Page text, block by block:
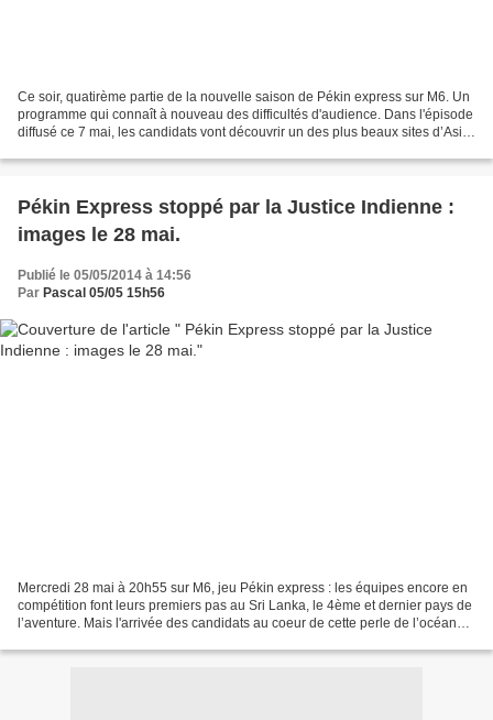
Ce soir, quatirème partie de la nouvelle saison de Pékin express sur M6. Un
programme qui connaît à nouveau des difficultés d'audience. Dans l'épisode
diffusé ce 7 mai, les candidats vont découvrir un des plus beaux sites d’Asie
Pékin Express stoppé par la Justice Indienne :
images le 28 mai.
Publié le 05/05/2014 à 14:56
Par Pascal 05/05 15h56
Mercredi 28 mai à 20h55 sur M6, jeu Pékin express : les équipes encore en
compétition font leurs premiers pas au Sri Lanka, le 4ème et dernier pays de
l’aventure. Mais l'arrivée des candidats au coeur de cette perle de l’océan